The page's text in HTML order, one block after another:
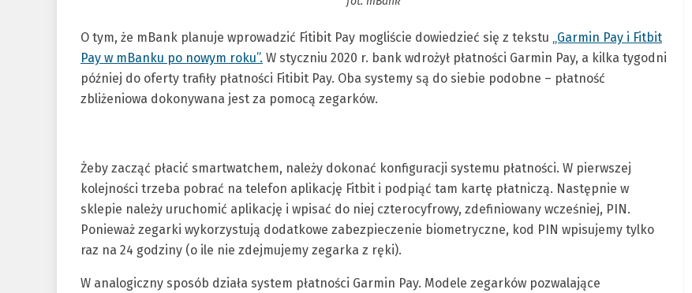
O tym, że mBank planuje wprowadzić Fitibit Pay mogliście dowiedzieć się z tekstu „Garmin Pay i Fitbit
Pay w mBanku po nowym roku”. W styczniu 2020 r. bank wdrożył płatności Garmin Pay, a kilka tygodni
później do oferty trafiły płatności Fitibit Pay. Oba systemy są do siebie podobne – płatność
zbliżeniowa dokonywana jest za pomocą zegarków.
Żeby zacząć płacić smartwatchem, należy dokonać konfiguracji systemu płatności. W pierwszej
kolejności trzeba pobrać na telefon aplikację Fitbit i podpiąć tam kartę płatniczą. Następnie w
sklepie należy uruchomić aplikację i wpisać do niej czterocyfrowy, zdefiniowany wcześniej, PIN.
Ponieważ zegarki wykorzystują dodatkowe zabezpieczenie biometryczne, kod PIN wpisujemy tylko
raz na 24 godziny (o ile nie zdejmujemy zegarka z ręki).
W analogiczny sposób działa system płatności Garmin Pay. Modele zegarków pozwalające